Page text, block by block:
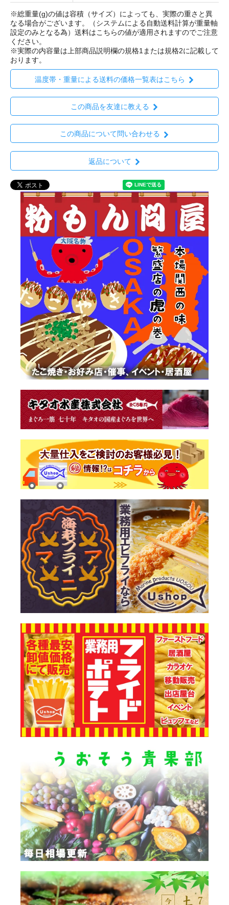
※総重量(g)の値は容積（サイズ）によっても、実際の重さと異
なる場合がございます。（システムによる自動送料計算が重量軸
設定のみとなる為）送料はこちらの値が適用されますのでご注意
ください。
※実際の内容量は上部商品説明欄の規格1または規格2に記載して
おります。
温度帯・重量による送料の価格一覧表はこちら
この商品を友達に教える
この商品について問い合わせる
返品について